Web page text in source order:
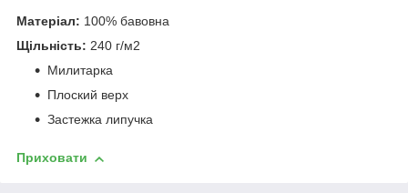
Матеріал: 100% бавовна
Щільність: 240 г/м2
Милитарка
Плоский верх
Застежка липучка
Приховати